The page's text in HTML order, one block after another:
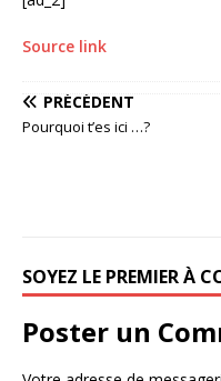
Source link
PRÉCÉDENT
Pourquoi t’es ici …?
SOYEZ LE PREMIER À
Poster un